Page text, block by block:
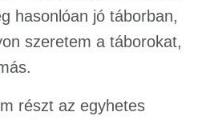
hasonlóan jó táborban,
szeretem a táborokat,
részt az egyhetes